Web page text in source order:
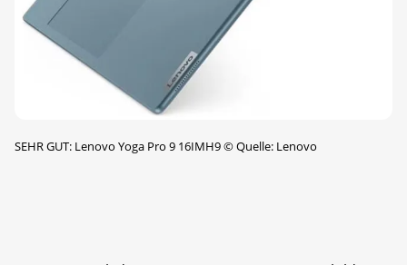
SEHR GUT: Lenovo Yoga Pro 9 16IMH9©Quelle: Lenovo